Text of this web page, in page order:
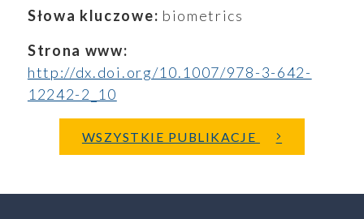
Słowa kluczowe: biometrics
Strona www:
http://dx.doi.org/10.1007/978-3-642-
12242-2_10
WSZYSTKIE PUBLIKACJE